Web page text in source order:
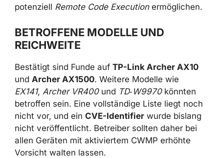
potenziell Remote Code Executionermöglichen.
BETROFFENE MODELLE UND
REICHWEITE
Bestätigt sind Funde auf TP-Link Archer AX10
und Archer AX1500. Weitere Modelle wie
EX141, Archer VR400und TD‑W9970könnten
betroffen sein. Eine vollständige Liste liegt noch
nicht vor, und ein CVE-Identifier wurde bislang
nicht veröffentlicht. Betreiber sollten daher bei
allen Geräten mit aktiviertem CWMP erhöhte
Vorsicht walten lassen.